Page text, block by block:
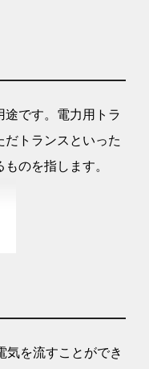
です。電力用トラ
トランスといった
のを指します。
気を流すことができ